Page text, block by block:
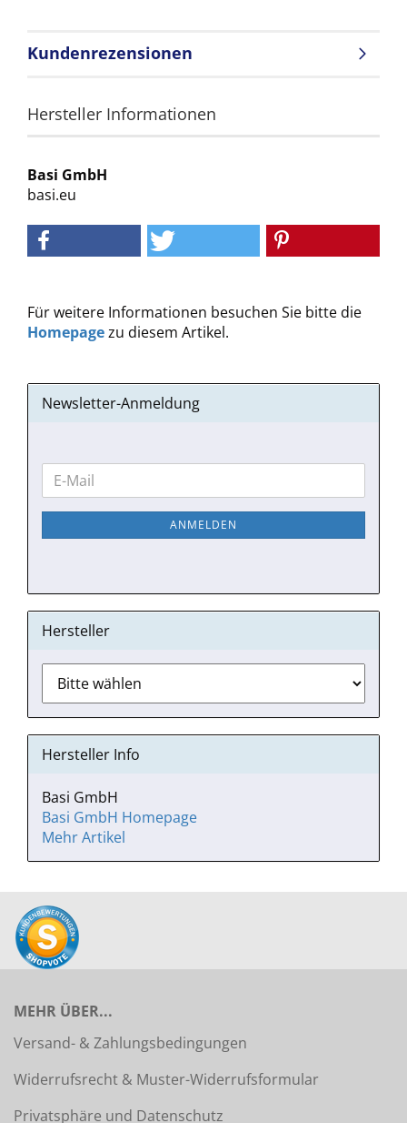
Kundenrezensionen
Hersteller Informationen
Basi GmbH
basi.eu
Für weitere Informationen besuchen Sie bitte die
Homepagezu diesem Artikel.
Newsletter-Anmeldung
WEITER
ZUR
NEWSLETTER-
E-
Mail
ANMELDEN
Hersteller
Hersteller Info
Basi GmbH
Basi GmbH Homepage
Mehr Artikel
MEHR ÜBER...
Versand- & Zahlungsbedingungen
Widerrufsrecht & Muster-Widerrufsformular
Privatsphäre und Datenschutz